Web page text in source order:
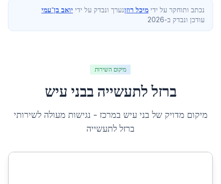
נכתב ותוחקר על ידי מיכל רוזןנערך ונבדק על ידי יואב בן־עמי
עודכן ונבדק ב-2026
מיקום השירות
ברזל לתעשייה בבני עיש
מיקום מדויק של בני עיש במרכז - נגישות מעולה לשירותי
ברזל לתעשייה